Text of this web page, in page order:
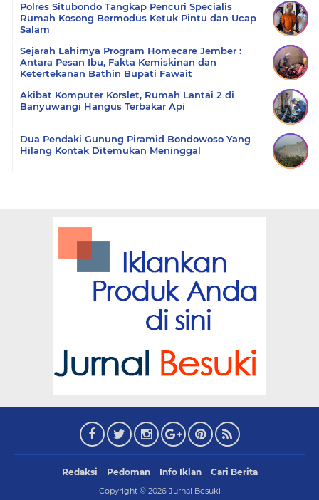
Polres Situbondo Tangkap Pencuri Specialis
Rumah Kosong Bermodus Ketuk Pintu dan Ucap
Salam
Sejarah Lahirnya Program Homecare Jember :
Antara Pesan Ibu, Fakta Kemiskinan dan
Ketertekanan Bathin Bupati Fawait
Akibat Komputer Korslet, Rumah Lantai 2 di
Banyuwangi Hangus Terbakar Api
Dua Pendaki Gunung Piramid Bondowoso Yang
Hilang Kontak Ditemukan Meninggal
Redaksi Pedoman Info Iklan Cari Berita
Copyright © 2026 Jurnal Besuki